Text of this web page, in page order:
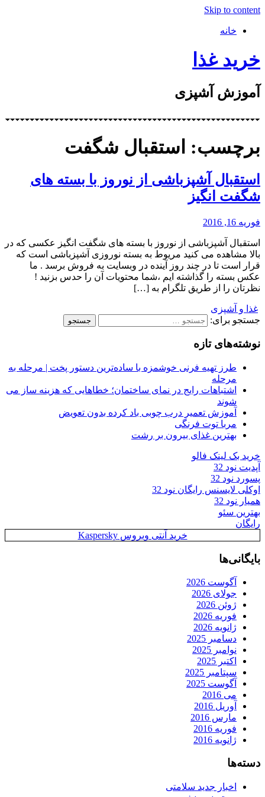
Skip to content
خانه
خرید غذا
آموزش آشپزی
برچسب: استقبال شگفت
استقبال آشپزباشی از نوروز با بسته های
شگفت انگیز
فوریه 16, 2016
استقبال آشپزباشی از نوروز با بسته های شگفت انگیز عکسی که در
بالا مشاهده می کنید مریوط به بسته نوروزی آشپزباشی است که
قرار است تا در چند روز آینده در وبسایت به فروش برسد . ما
عکس بسته را گذاشته ایم ،شما محتویات آن را حدس بزنید !
نظرتان را از طریق تلگرام به […]
غذا و آشپزی
جستجو برای:
نوشته‌های تازه
طرز تهیه فرنی خوشمزه با ساده‌ترین دستور پخت | مرحله به
مرحله
اشتباهات رایج در نمای ساختمان؛ خطاهایی که هزینه ساز می
شوند
آموزش تعمیر درب چوبی باد کرده بدون تعویض
مربا توت فرنگی
بهترین غذای بیرون بر رشت
خرید بک لینک فالو
آپدیت نود 32
پسورد نود 32
اوکلی لایسنس رایگان نود 32
همیار نود 32
بهترین سئو
رایگان
خرید آنتی ویروس Kaspersky
بایگانی‌ها
آگوست 2026
جولای 2026
ژوئن 2026
فوریه 2026
ژانویه 2026
دسامبر 2025
نوامبر 2025
اکتبر 2025
سپتامبر 2025
آگوست 2025
می 2016
آوریل 2016
مارس 2016
فوریه 2016
ژانویه 2016
دسته‌ها
اخبار جدید سلامتی